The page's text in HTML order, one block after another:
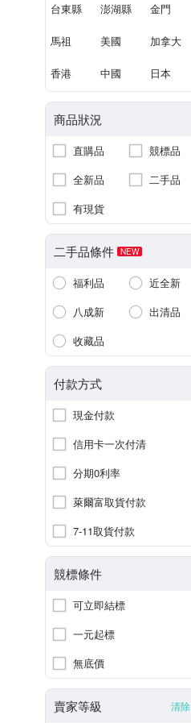
台東縣 澎湖縣 金門
馬祖 美國 加拿大
香港 中國 日本
商品狀況
直購品
競標品
全新品
二手品
有現貨
二手品條件 NEW
福利品
近全新
八成新
出清品
收藏品
付款方式
現金付款
信用卡一次付清
分期0利率
萊爾富取貨付款
7-11取貨付款
競標條件
可立即結標
一元起標
無底價
賣家等級 清除